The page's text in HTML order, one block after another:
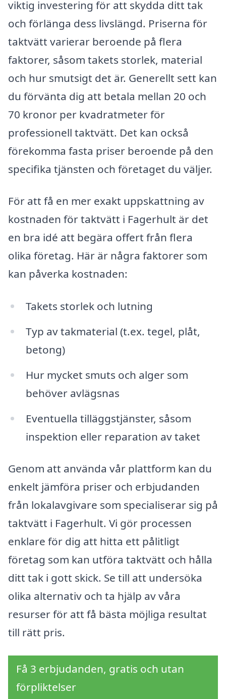
viktig investering för att skydda ditt tak
och förlänga dess livslängd. Priserna för
taktvätt varierar beroende på flera
faktorer, såsom takets storlek, material
och hur smutsigt det är. Generellt sett kan
du förvänta dig att betala mellan 20 och
70 kronor per kvadratmeter för
professionell taktvätt. Det kan också
förekomma fasta priser beroende på den
specifika tjänsten och företaget du väljer.
För att få en mer exakt uppskattning av
kostnaden för taktvätt i Fagerhult är det
en bra idé att begära offert från flera
olika företag. Här är några faktorer som
kan påverka kostnaden:
Takets storlek och lutning
Typ av takmaterial (t.ex. tegel, plåt,
betong)
Hur mycket smuts och alger som
behöver avlägsnas
Eventuella tilläggstjänster, såsom
inspektion eller reparation av taket
Genom att använda vår plattform kan du
enkelt jämföra priser och erbjudanden
från lokalavgivare som specialiserar sig på
taktvätt i Fagerhult. Vi gör processen
enklare för dig att hitta ett pålitligt
företag som kan utföra taktvätt och hålla
ditt tak i gott skick. Se till att undersöka
olika alternativ och ta hjälp av våra
resurser för att få bästa möjliga resultat
till rätt pris.
Få 3 erbjudanden, gratis och utan
förpliktelser